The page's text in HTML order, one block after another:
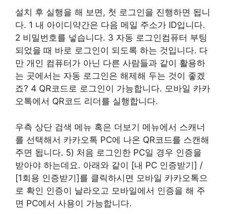
설치 후 실행을 해 보면, 첫 로그인을 진행하면 됩니
다. 1 내 아이디약간은 다음 메일 주소가 ID입니다.
2 비밀번호를 넣습니다. 3 자동 로그인컴퓨터 부팅
되었을 때 바로 로그인이 되도록 하는 것입니다. 다
만 개인 컴퓨터가 아닌 다른 사람들과 같이 활용하
는 곳에서는 자동 로그인은 해제해 두는 것이 좋겠
죠? 4 QR코드로 로그인이 가능합니다. 모바일 카카
오톡에서 QR코드 리더를 실행합니다.
우측 상단 검색 메뉴 혹은 더보기 메뉴에서 스캐너
를 선택해서 카카오톡 PC에 나온 QR코드를 스캔해
주면 됩니다. 5) 처음 로그인한 PC일 경우 인증을
받아야 하는데요. 아래와 같이 [내 PC 인증받기] /
[1회용 인증받기]를 클릭하시면 모바일 카카오톡으
로 확인 인증이 날라오고 모바일에서 인증을 해 주
면 PC에서 사용이 가능합니다.